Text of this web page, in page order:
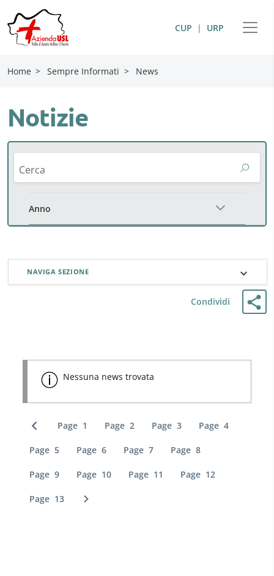
CUP | URP
Home > Sempre Informati > News
Notizie
Nessuna news trovata
Previous page
Page 1 Page 2 Page 3 Page 4
Page 5 Page 6 Page 7 Page 8
Page 9 Page 10 Page 11 Page 12
Page 13 Next page
Condividi
NAVIGA SEZIONE
Cerca
Anno